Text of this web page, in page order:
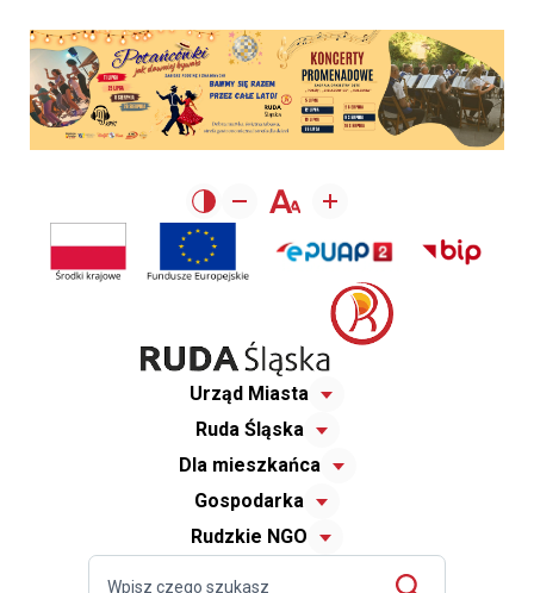
Urząd Miasta
Ruda Śląska
Dla mieszkańca
Gospodarka
Rudzkie NGO